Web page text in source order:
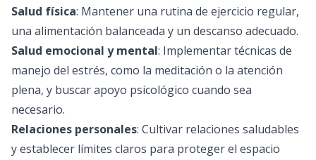
Salud física: Mantener una rutina de ejercicio regular,
una alimentación balanceada y un descanso adecuado.
Salud emocional y mental: Implementar técnicas de
manejo del estrés, como la meditación o la atención
plena, y buscar apoyo psicológico cuando sea
necesario.
Relaciones personales: Cultivar relaciones saludables
y establecer límites claros para proteger el espacio